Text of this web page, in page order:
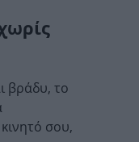
βράδυ, το
σου,